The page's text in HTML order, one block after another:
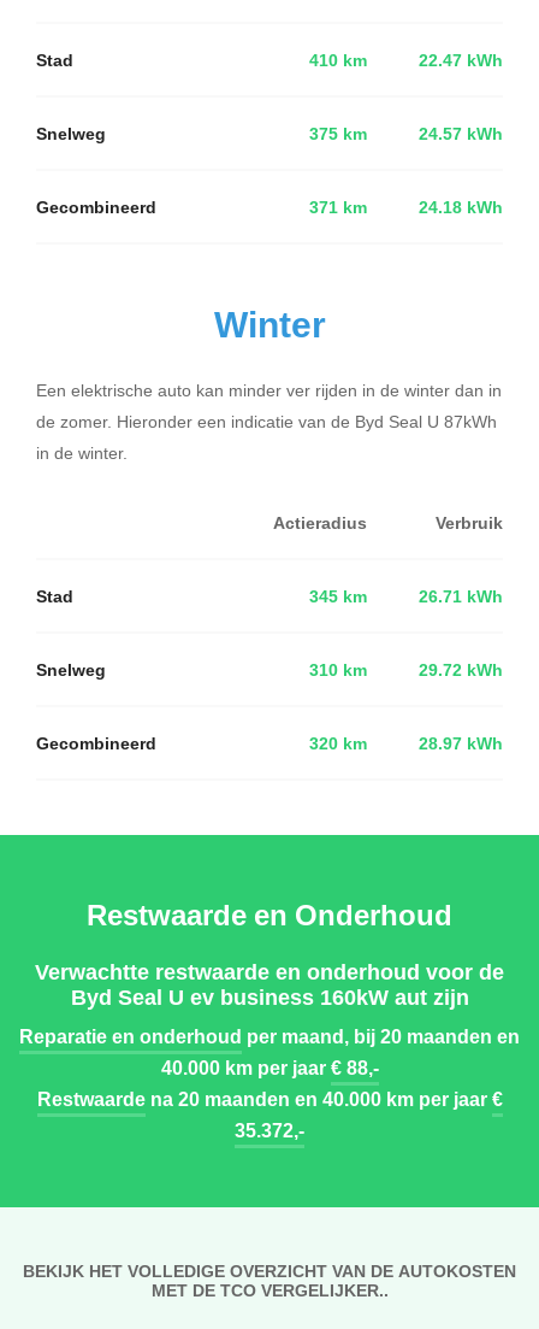
Stad 410 km 22.47 kWh
Snelweg 375 km 24.57 kWh
Gecombineerd 371 km 24.18 kWh
Winter
Een elektrische auto kan minder ver rijden in de winter dan in
de zomer. Hieronder een indicatie van de Byd Seal U 87kWh
in de winter.
Actieradius Verbruik
Stad 345 km 26.71 kWh
Snelweg 310 km 29.72 kWh
Gecombineerd 320 km 28.97 kWh
Restwaarde en Onderhoud
Verwachtte restwaarde en onderhoud voor de
Byd Seal U ev business 160kW aut zijn
Reparatie en onderhoud per maand, bij 20 maanden en
40.000 km per jaar€ 88,-
Restwaardena 20 maanden en 40.000 km per jaar€
35.372,-
BEKIJK HET VOLLEDIGE OVERZICHT VAN DE AUTOKOSTEN
MET DE TCO VERGELIJKER..